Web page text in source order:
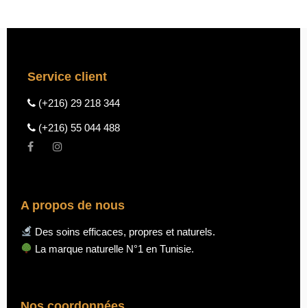
Service client
(+216) 29 218 344
(+216) 55 044 488
A propos de nous
Des soins efficaces, propres et naturels.
La marque naturelle N°1 en Tunisie.